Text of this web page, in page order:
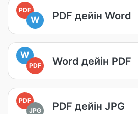
PDF
W PDF дейін Word
W
PDF Word дейін PDF
PDF
JPG
PDF дейін JPG